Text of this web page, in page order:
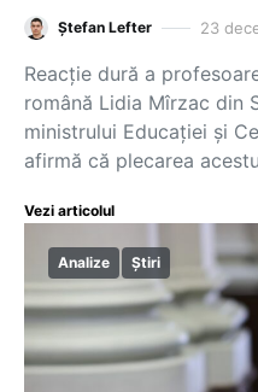
Ștefan Lefter 23
Reacție dură a
română Lidia Mîrzac din
ministrului Educației și
afirmă că plecarea
Vezi articolul
Analize Știri